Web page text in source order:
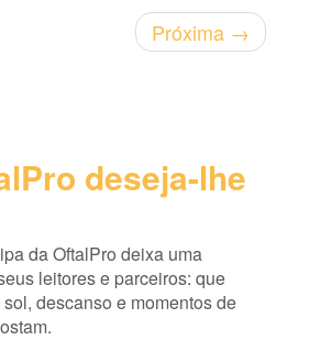
Próxima →
deseja-lhe
da OftalPro deixa uma
leitores e parceiros: que
descanso e momentos de